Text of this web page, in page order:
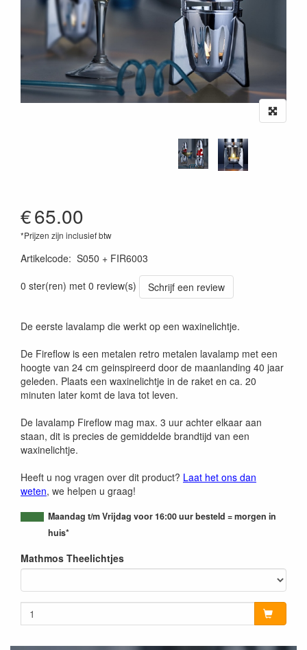
€65.00
*Prijzen zijn inclusief btw
Artikelcode: S050 + FIR6003
0 ster(ren) met 0 review(s)
Schrijf een review
De eerste lavalamp die werkt op een waxinelichtje.
De Fireflow is een metalen retro metalen lavalamp met een
hoogte van 24 cm geinspireerd door de maanlanding 40 jaar
geleden. Plaats een waxinelichtje in de raket en ca. 20
minuten later komt de lava tot leven.
De lavalamp Fireflow mag max. 3 uur achter elkaar aan
staan, dit is precies de gemiddelde brandtijd van een
waxinelichtje.
Heeft u nog vragen over dit product? Laat het ons dan
weten, we helpen u graag!
Maandag t/m Vrijdag voor 16:00 uur besteld = morgen in
huis*
Mathmos Theelichtjes